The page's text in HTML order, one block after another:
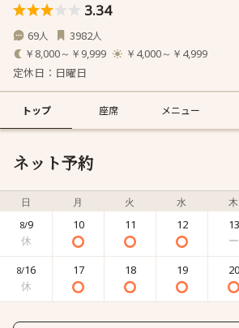
3.34
69人 3982人
￥8,000～￥9,999 ￥4,000～￥4,999
定休日：日曜日
トップ 座席 メニュー
ネット予約
日 月 火 水 木
8/9 10 11 12 13
8/16 17 18 19 20